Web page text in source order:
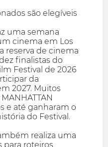
são elegíveis
uma semana
cinema em Los
reserva de cinema
finalistas do
Festival de 2026
da
2027. Muitos
e até ganharam o
do Festival.
realiza uma
para roteiros